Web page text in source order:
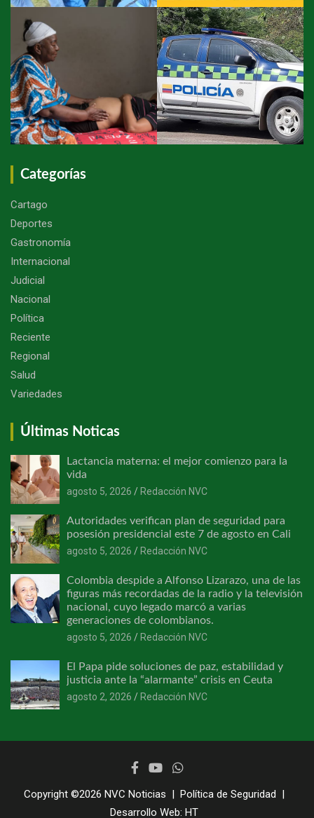
Categorías
Cartago
Deportes
Gastronomía
Internacional
Judicial
Nacional
Política
Reciente
Regional
Salud
Variedades
Últimas Noticas
Lactancia materna: el mejor comienzo para la
vida
agosto 5, 2026
Redacción NVC
Autoridades verifican plan de seguridad para
posesión presidencial este 7 de agosto en Cali
agosto 5, 2026
Redacción NVC
Colombia despide a Alfonso Lizarazo, una de las
figuras más recordadas de la radio y la televisión
nacional, cuyo legado marcó a varias
generaciones de colombianos.
agosto 5, 2026
Redacción NVC
El Papa pide soluciones de paz, estabilidad y
justicia ante la “alarmante” crisis en Ceuta
agosto 2, 2026
Redacción NVC
Copyright ©2026 NVC Noticias
Política de Seguridad
Desarrollo Web: HT